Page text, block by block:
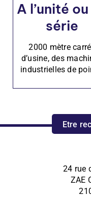
A l’unité
série
2000 mètre
d’usine, des
industrielles de
Etre
24 rue
ZAE